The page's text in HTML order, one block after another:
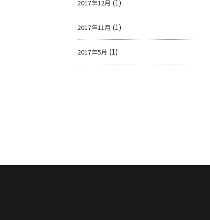
2017年12月 (1)
2017年11月 (1)
2017年5月 (1)